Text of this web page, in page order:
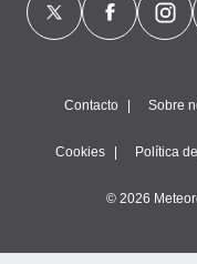
Contacto Sobre
Cookies Política
© 2026